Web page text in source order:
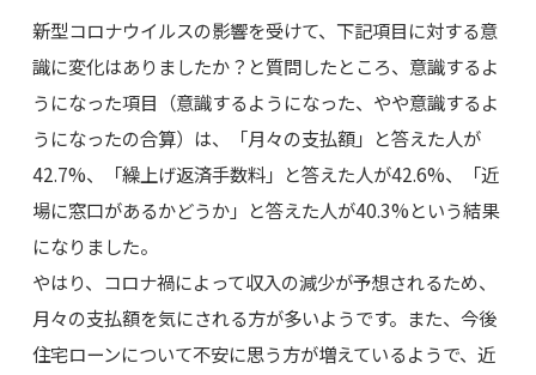
新型コロナウイルスの影響を受けて、下記項目に対する意
識に変化はありましたか？と質問したところ、意識するよ
うになった項目（意識するようになった、やや意識するよ
うになったの合算）は、「月々の支払額」と答えた人が
42.7%、「繰上げ返済手数料」と答えた人が42.6%、「近
場に窓口があるかどうか」と答えた人が40.3%という結果
になりました。
やはり、コロナ禍によって収入の減少が予想されるため、
月々の支払額を気にされる方が多いようです。また、今後
住宅ローンについて不安に思う方が増えているようで、近